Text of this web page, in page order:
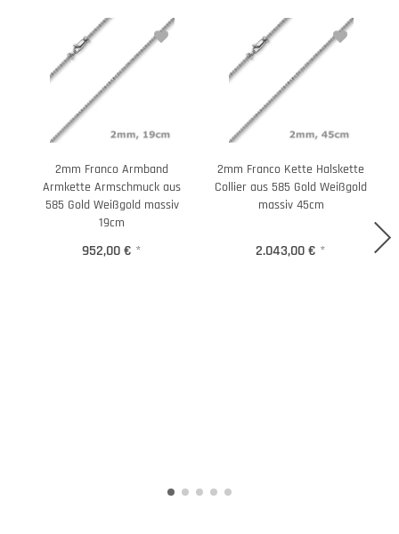
2mm Franco Armband
Armkette Armschmuck aus
585 Gold Weißgold massiv
19cm
952,00 € *
2mm Franco Kette Halskette
Collier aus 585 Gold Weißgold
massiv 45cm
2.043,00 € *